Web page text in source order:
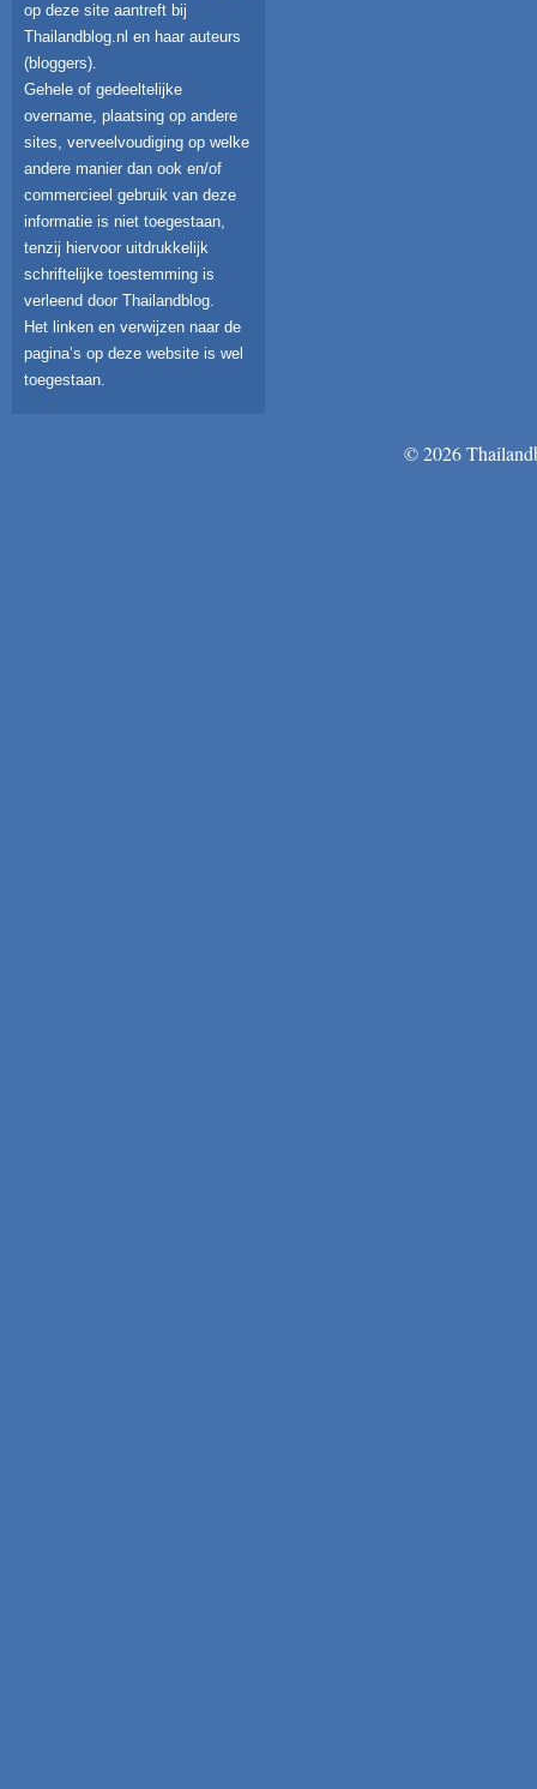
op deze site aantreft bij
Thailandblog.nl en haar auteurs
(bloggers).
Gehele of gedeeltelijke
overname, plaatsing op andere
sites, verveelvoudiging op welke
andere manier dan ook en/of
commercieel gebruik van deze
informatie is niet toegestaan,
tenzij hiervoor uitdrukkelijk
schriftelijke toestemming is
verleend door Thailandblog.
Het linken en verwijzen naar de
pagina’s op deze website is wel
toegestaan.
© 2026